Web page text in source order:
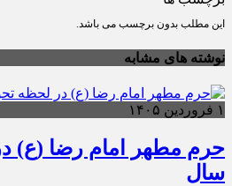
این مطلب بدون برچسب می باشد.
نوشته های مشابه
۱ فروردین ۱۴۰۵
حرم مطهر امام رضا (ع)
سال